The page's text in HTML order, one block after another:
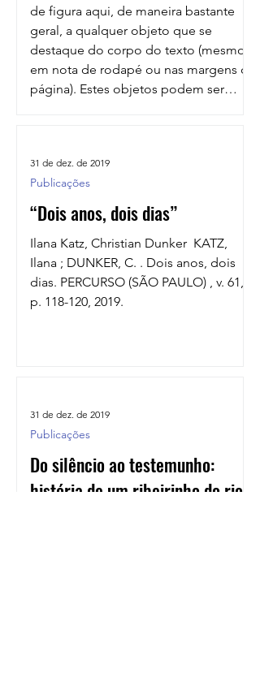
de figura aqui, de maneira bastante
geral, a qualquer objeto que se
destaque do corpo do texto (mesmo
em nota de rodapé ou nas margens da
página). Estes objetos podem ser
topológicas, mapas, nós, tranças, etc.
De modo amplo, tudo aquilo que não
possa ser facilmente digitado em um
programa de edição de texto foi
tratado como figura para a
“Dois anos, dois dias”
Ilana Katz, Christian Dunker ​ KATZ,
Ilana ; DUNKER, C. . Dois anos, dois
dias. PERCURSO (SÃO PAULO) , v. 61,
p. 118-120, 2019.
Publicações
31 de dez. de 2019
Do silêncio ao testemunho:
história de um ribeirinho do rio
Publicações
31 de dez. de 2019